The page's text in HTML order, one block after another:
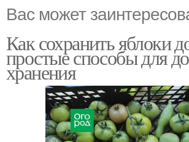
Вас может
Как сохранить яблоки
простые способы для
хранения